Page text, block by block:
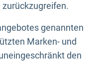
genannten
Marken- und
den